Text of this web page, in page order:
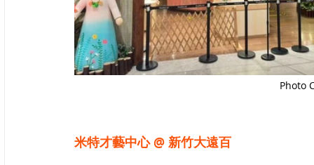
Photo
米特才藝中心 @ 新竹大遠百